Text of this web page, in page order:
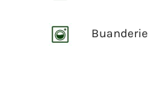
Buanderie